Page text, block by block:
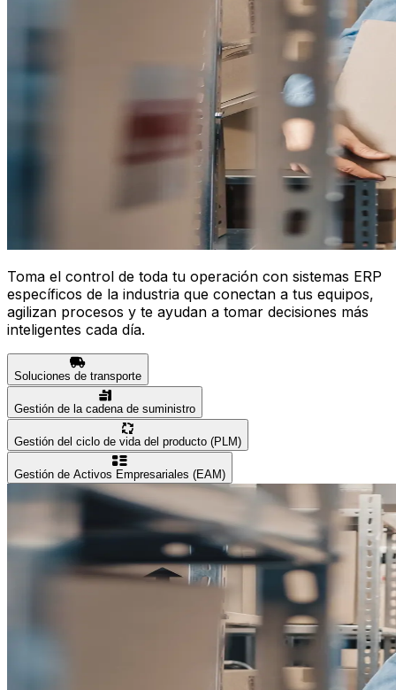
Toma el control de toda tu operación con sistemas ERP
específicos de la industria que conectan a tus equipos,
agilizan procesos y te ayudan a tomar decisiones más
inteligentes cada día.
Soluciones de transporte
Gestión de la cadena de suministro
Gestión del ciclo de vida del producto (PLM)
Gestión de Activos Empresariales (EAM)